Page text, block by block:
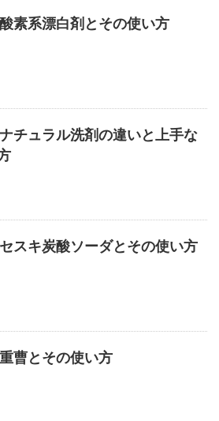
素系漂白剤とその使い方
チュラル洗剤の違いと上手な
スキ炭酸ソーダとその使い方
曹とその使い方